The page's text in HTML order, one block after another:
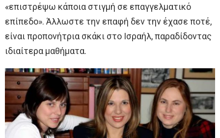
«επιστρέψω κάποια στιγμή σε επαγγελματικό
επίπεδο». Άλλωστε την επαφή δεν την έχασε ποτέ,
είναι προπονήτρια σκάκι στο Ισραήλ, παραδίδοντας
ιδιαίτερα μαθήματα.